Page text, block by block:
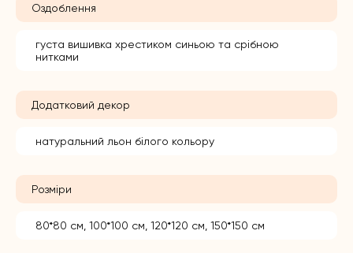
Оздоблення
густа вишивка хрестиком синьою та срібною
нитками
Додатковий декор
натуральний льон білого кольору
Розміри
80*80 см, 100*100 см, 120*120 см, 150*150 см